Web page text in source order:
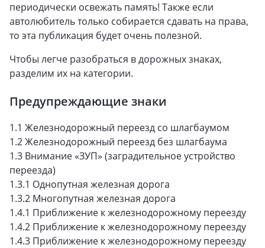
периодически освежать память! Также если
автолюбитель только собирается сдавать на права,
то эта публикация будет очень полезной.
Чтобы легче разобраться в дорожных знаках,
разделим их на категории.
Предупреждающие знаки
1.1 Железнодорожный переезд со шлагбаумом
1.2 Железнодорожный переезд без шлагбаума
1.3 Внимание «ЗУП» (заградительное устройство
переезда)
1.3.1 Однопутная железная дорога
1.3.2 Многопутная железная дорога
1.4.1 Приближение к железнодорожному переезду
1.4.2 Приближение к железнодорожному переезду
1.4.3 Приближение к железнодорожному переезду